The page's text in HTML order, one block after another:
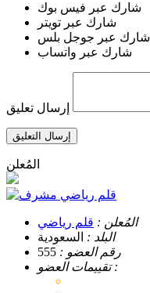
شارك عبر فيس بوك
شارك عبر تويتر
شارك عبر جوجل بلس
شارك عبر واتساب
إرسال تعليق
إرسال التعليق
المُعلن
قلم رياضي
المُعلن : قلم رياضي
البلد : السعودية
رقم العضو : 555
تقييمات العضو :